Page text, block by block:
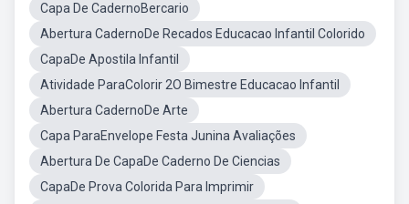
Capa De CadernoBercario
Abertura CadernoDe Recados Educacao Infantil Colorido
CapaDe Apostila Infantil
Atividade ParaColorir 2O Bimestre Educacao Infantil
Abertura CadernoDe Arte
Capa ParaEnvelope Festa Junina Avaliações
Abertura De CapaDe Caderno De Ciencias
CapaDe Prova Colorida Para Imprimir